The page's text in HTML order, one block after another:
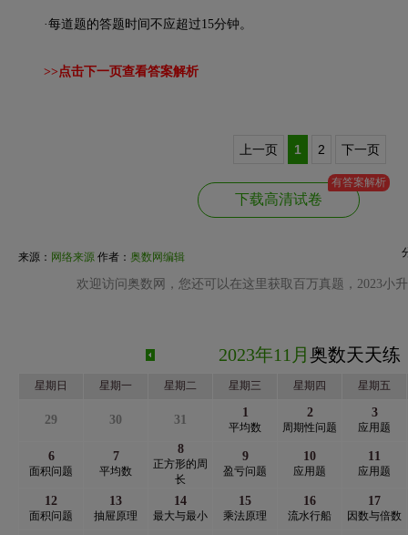
·每道题的答题时间不应超过15分钟。
>>点击下一页查看答案解析
上一页 1 2 下一页
下载高清试卷
有答案解析
来源： 网络来源 作者： 奥数网编辑
欢迎访问奥数网，您还可以在这里获取百万真题，2023小
2023年11月 奥数天天练
星期日 星期一 星期二 星期三 星期四 星期五
29 30 31
1
平均数
2
周期性问题
3
应用题
6
面积问题
7
平均数
8
正方形的周
长
9
盈亏问题
10
应用题
11
应用题
12
面积问题
13
抽屉原理
14
最大与最小
15
乘法原理
16
流水行船
17
因数与倍数